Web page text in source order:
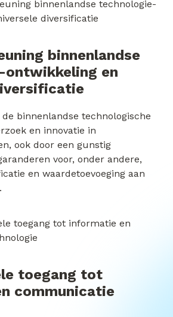
binnenlandse
en
binnenlandse technologische
en innovatie in
ook door een gunstig
voor, onder andere,
en waardetoevoeging aan
toegang tot
communicatie